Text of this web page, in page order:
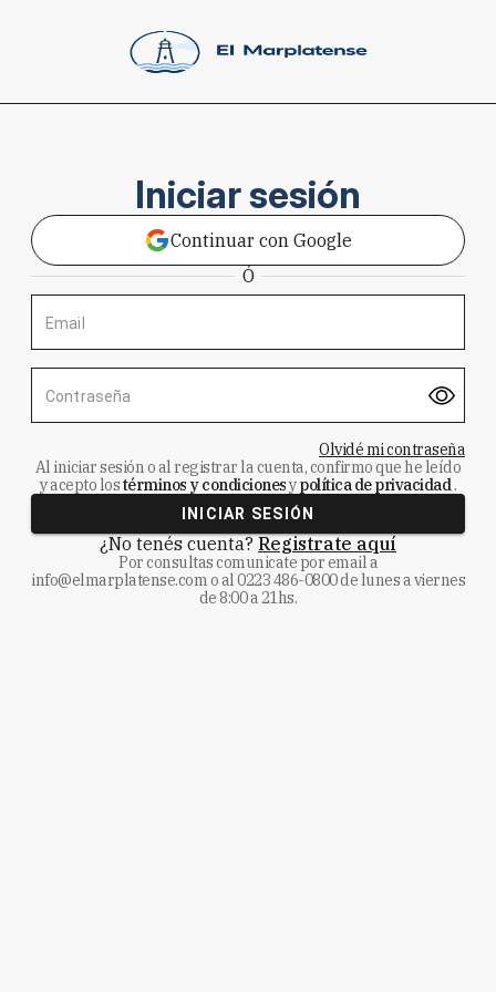
Iniciar sesión
Continuar con Google
Ó
Email
Contraseña
Olvidé mi contraseña
Al iniciar sesión o al registrar la cuenta, confirmo que he leído
y acepto lostérminos y condicionesypolítica de privacidad.
INICIAR SESIÓN
¿No tenés cuenta? Registrate aquí
Por consultas comunicate por email a
info@elmarplatense.como al0223 486-0800de lunes a viernes
de 8:00 a 21hs.